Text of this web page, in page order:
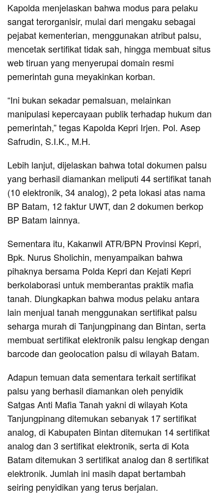
Kapolda menjelaskan bahwa modus para pelaku
sangat terorganisir, mulai dari mengaku sebagai
pejabat kementerian, menggunakan atribut palsu,
mencetak sertifikat tidak sah, hingga membuat situs
web tiruan yang menyerupai domain resmi
pemerintah guna meyakinkan korban.
“Ini bukan sekadar pemalsuan, melainkan
manipulasi kepercayaan publik terhadap hukum dan
pemerintah,” tegas Kapolda Kepri Irjen. Pol. Asep
Safrudin, S.I.K., M.H.
Lebih lanjut, dijelaskan bahwa total dokumen palsu
yang berhasil diamankan meliputi 44 sertifikat tanah
(10 elektronik, 34 analog), 2 peta lokasi atas nama
BP Batam, 12 faktur UWT, dan 2 dokumen berkop
BP Batam lainnya.
Sementara itu, Kakanwil ATR/BPN Provinsi Kepri,
Bpk. Nurus Sholichin, menyampaikan bahwa
pihaknya bersama Polda Kepri dan Kejati Kepri
berkolaborasi untuk memberantas praktik mafia
tanah. Diungkapkan bahwa modus pelaku antara
lain menjual tanah menggunakan sertifikat palsu
seharga murah di Tanjungpinang dan Bintan, serta
membuat sertifikat elektronik palsu lengkap dengan
barcode dan geolocation palsu di wilayah Batam.
Adapun temuan data sementara terkait sertifikat
palsu yang berhasil diamankan oleh penyidik
Satgas Anti Mafia Tanah yakni di wilayah Kota
Tanjungpinang ditemukan sebanyak 17 sertifikat
analog, di Kabupaten Bintan ditemukan 14 sertifikat
analog dan 3 sertifikat elektronik, serta di Kota
Batam ditemukan 3 sertifikat analog dan 8 sertifikat
elektronik. Jumlah ini masih dapat bertambah
seiring penyidikan yang terus berjalan.